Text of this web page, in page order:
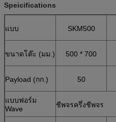
Speicifications
แบบ SKM500
ขนาดโต๊ะ (มม.) 500 * 700
Payload (กก.) 50
แบบฟอร์ม
Wave
ชีพจรครึ่งชีพจร